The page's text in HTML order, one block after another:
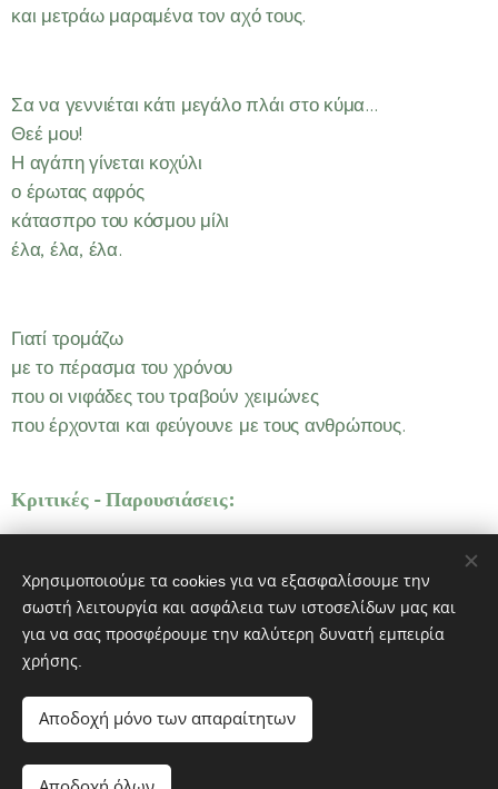
και μετράω μαραμένα τον αχό τους.
Σα να γεννιέται κάτι μεγάλο πλάι στο κύμα…
Θεέ μου!
Η αγάπη γίνεται κοχύλι
ο έρωτας αφρός
κάτασπρο του κόσμου μίλι
έλα, έλα, έλα.
Γιατί τρομάζω
με το πέρασμα του χρόνου
που οι νιφάδες του τραβούν χειμώνες
που έρχονται και φεύγουνε με τους ανθρώπους.
Κριτικές - Παρουσιάσεις:
© 2023 ΑΩ ΕΚΔΟΣΕΙΣ - Διατηρούνται όλα τα δικαιώματα
Εκδότης
Διεύθυνση: Αθ. Μιχάλη 19 190 10 Καλύβια Αττικής
Τηλέφωνο: 6932 616019
Χρησιμοποιούμε τα cookies για να εξασφαλίσουμε την
σωστή λειτουργία και ασφάλεια των ιστοσελίδων μας και
για να σας προσφέρουμε την καλύτερη δυνατή εμπειρία
χρήσης.
Αποδοχή μόνο των απαραίτητων